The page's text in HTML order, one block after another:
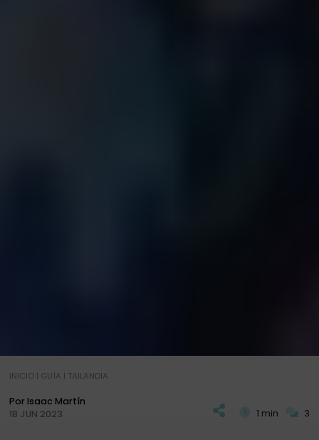
INICIO| GUÍA | TAILANDIA
Por Isaac Martín
18 JUN 2023
1 min 3